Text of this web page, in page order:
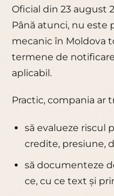
Oficial din 23 august
Până atunci, nu este
mecanic în Moldova
termene de
aplicabil.
Practic, compania ar
să evalueze riscul
credite, presiune,
să documenteze
ce, cu ce text și